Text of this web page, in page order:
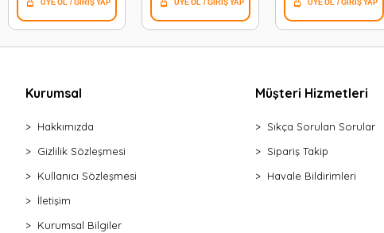
Kurumsal
Hakkımızda
Gizlilik Sözleşmesi
Kullanıcı Sözleşmesi
İletişim
Kurumsal Bilgiler
Müşteri Hizmetleri
Sıkça Sorulan Sorular
Sipariş Takip
Havale Bildirimleri